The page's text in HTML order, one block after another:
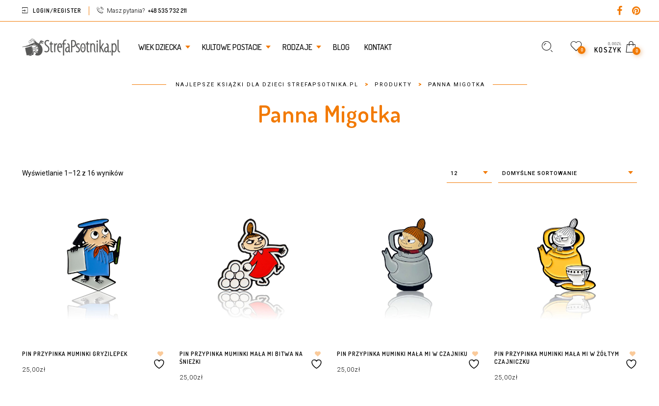
LOGIN/REGISTER Masz pytania? +48 535 732 211
WIEK DZIECKA KULTOWE POSTACIE RODZAJE BLOG KONTAKT 0
0,00ZŁ
KOSZYK 0
NAJLEPSZE KSIĄŻKI DLA DZIECI STREFAPSOTNIKA.PL > PRODUKTY > PANNA MIGOTKA
Panna Migotka
Wyświetlanie 1–12 z 16 wyników 12 DOMYŚLNE SORTOWANIE
PIN PRZYPINKA MUMINKI GRYZILEPEK
25,00zł
PIN PRZYPINKA MUMINKI MAŁA MI BITWA NA
ŚNIEŻKI
25,00zł
PIN PRZYPINKA MUMINKI MAŁA MI W CZAJNIKU
25,00zł
PIN PRZYPINKA MUMINKI MAŁA MI W ŻÓŁTYM
CZAJNICZKU
25,00zł